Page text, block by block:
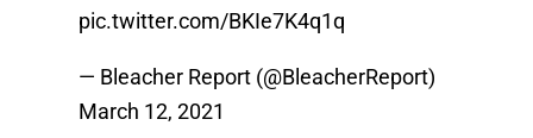
pic.twitter.com/BKIe7K4q1q
— Bleacher Report (@BleacherReport)
March 12, 2021